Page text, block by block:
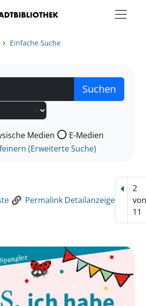
› Einfache Suche
Medienart nach der Sie suchen wollen.
Medien
E-Medien
(Erweiterte Suche)
Permalink Detailanzeige
2
11